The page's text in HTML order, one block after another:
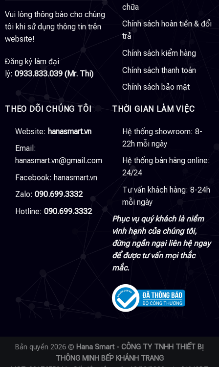
Vui lòng thông báo cho chúng
tôi khi sử dụng thông tin trên
website!
Đăng ký làm đại
lý: 0933.833.039 (Mr. Thi)
chữa
Chính sách hoàn tiền & đổi
trả
Chính sách kiểm hàng
Chính sách thanh toán
Chính sách bảo mật
THEO DÕI CHÚNG TÔI
Website: hanasmart.vn
Email:
hanasmart.vn@gmail.com
Facebook: hanasmart.vn
Zalo: 090.699.3332
Hotline: 090.699.3332
THỜI GIAN LÀM VIỆC
Hệ thống showroom: 8-
22h mỗi ngày
Hệ thống bán hàng online:
24/24
Tư vấn khách hàng: 8-24h
mỗi ngày
Phục vụ quý khách là niềm
vinh hạnh của chúng tôi,
đừng ngần ngại liên hệ ngay
để được tư vấn mọi thắc
mắc.
Bản quyền 2026 © Hana Smart - CÔNG TY TNHH THIẾT BỊ
THÔNG MINH BẾP KHÁNH TRANG